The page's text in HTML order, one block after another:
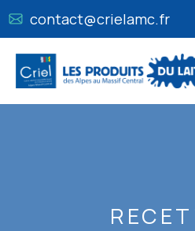
contact@crielamc.fr